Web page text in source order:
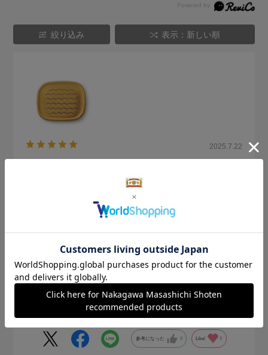
絞り込み 表示：新しい順
2025.7.22
色：201 茶波
味のある色なので、パンがとても映えます。
蒸れも多少なくなった気がします。
参考になった 0 Like! 0